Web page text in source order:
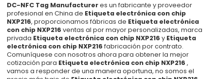
DC-NFC Tag Manufactureres un fabricante y proveedor
profesional en China de Etiqueta electrónica con chip
NXP216, proporcionamos fábricas de Etiqueta electrónica
con chip NXP216 ventas al por mayor personalizadas, marca
privada Etiqueta electrónica con chip NXP216 y Etiqueta
electrónica con chip NXP216 fabricación por contrato.
Comuníquese con nosotros ahora para obtener la mejor
cotización para Etiqueta electrónica con chip NXP216 ,
vamos a responder de una manera oportuna, no somos el